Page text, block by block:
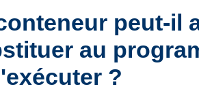
peut-il
au
?